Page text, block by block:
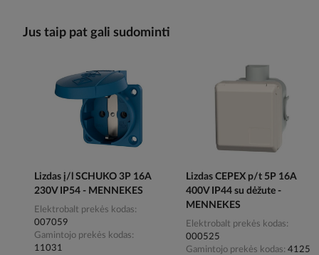
Jus taip pat gali sudominti
Lizdas į/l SCHUKO 3P 16A
230V IP54 - MENNEKES
Elektrobalt prekės kodas
007059
Gamintojo prekės kodas
11031
Lizdas CEPEX p/t 5P 16A
400V IP44 su dėžute -
MENNEKES
Elektrobalt prekės kodas
000525
Gamintojo prekės kodas 4125